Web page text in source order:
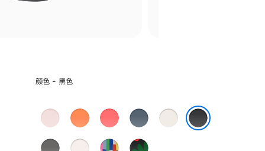
选
色:
颜色 - 黑色
浅
粉
色
柑
橘
色
亮
番
石
铁
锚
蓝
星
光
岩
淡
彩
Black